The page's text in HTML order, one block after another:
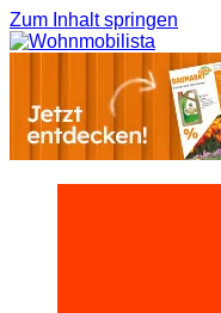
Zum Inhalt springen